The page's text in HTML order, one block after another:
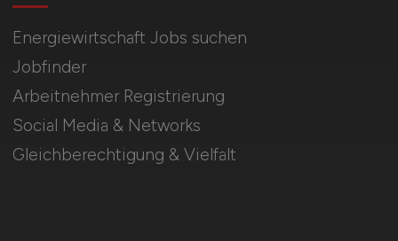
Energiewirtschaft Jobs suchen
Jobfinder
Arbeitnehmer Registrierung
Social Media & Networks
Gleichberechtigung & Vielfalt